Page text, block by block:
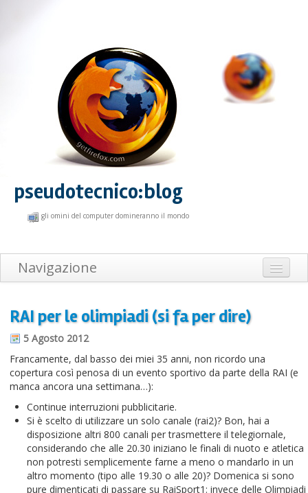
pseudotecnico:blog
gli omini del computer domineranno il mondo
Navigazione
Informazioni sul blog
Contatti
Varie
Cookie
RAI per le olimpiadi (si fa per dire)
5 Agosto 2012
Francamente, dal basso dei miei 35 anni, non ricordo una
copertura così penosa di un evento sportivo da parte della RAI (e
manca ancora una settimana…):
Continue interruzioni pubblicitarie.
Si è scelto di utilizzare un solo canale (rai2)? Bon, hai a
disposizione altri 800 canali per trasmettere il telegiornale,
considerando che alle 20.30 iniziano le finali di nuoto e atletica
non potresti semplicemente farne a meno o mandarlo in un
altro momento (tipo alle 19.30 o alle 20)? Domenica si sono
pure dimenticati di passare su RaiSport1: invece delle Olimpiadi